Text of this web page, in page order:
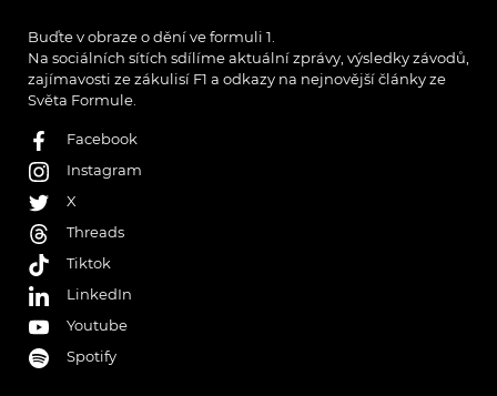
Buďte v obraze o dění ve formuli 1.
Na sociálních sítích sdílíme aktuální zprávy, výsledky závodů,
zajímavosti ze zákulisí F1 a odkazy na nejnovější články ze
Světa Formule.
Facebook
Instagram
X
Threads
Tiktok
LinkedIn
Youtube
Spotify